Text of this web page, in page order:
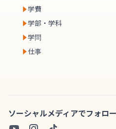
学費
学部・学科
学問
仕事
ソーシャルメディアでフォロー